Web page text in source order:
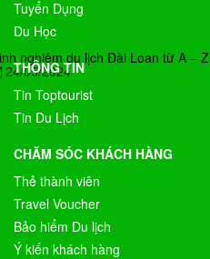
nghiệm du lịch Đài Loan từ A – Z
24/05/2024
Tuyển Dụng
Du Học
THÔNG TIN
Tin Toptourist
Tin Du Lịch
CHĂM SÓC KHÁCH HÀNG
Thẻ thành viên
Travel Voucher
Bảo hiểm Du lịch
Ý kiến khách hàng